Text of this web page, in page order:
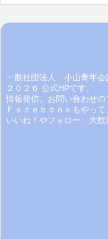
一般社団法人 小山青年会
２０２６ 公式HPです。
情報発信、お問い合わせの
Ｆａｃｅｂｏｏｋもやって
いいね！やフォロー、大歓